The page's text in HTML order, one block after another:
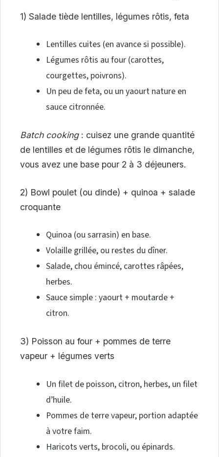
1) Salade tiède lentilles, légumes rôtis, feta
Lentilles cuites (en avance si possible).
Légumes rôtis au four (carottes,
courgettes, poivrons).
Un peu de feta, ou un yaourt nature en
sauce citronnée.
Batch cooking: cuisez une grande quantité
de lentilles et de légumes rôtis le dimanche,
vous avez une base pour 2 à 3 déjeuners.
2) Bowl poulet (ou dinde) + quinoa + salade
croquante
Quinoa (ou sarrasin) en base.
Volaille grillée, ou restes du dîner.
Salade, chou émincé, carottes râpées,
herbes.
Sauce simple : yaourt + moutarde +
citron.
3) Poisson au four + pommes de terre
vapeur + légumes verts
Un filet de poisson, citron, herbes, un filet
d’huile.
Pommes de terre vapeur, portion adaptée
à votre faim.
Haricots verts, brocoli, ou épinards.